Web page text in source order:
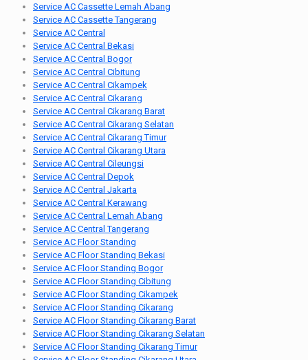
Service AC Cassette Lemah Abang
Service AC Cassette Tangerang
Service AC Central
Service AC Central Bekasi
Service AC Central Bogor
Service AC Central Cibitung
Service AC Central Cikampek
Service AC Central Cikarang
Service AC Central Cikarang Barat
Service AC Central Cikarang Selatan
Service AC Central Cikarang Timur
Service AC Central Cikarang Utara
Service AC Central Cileungsi
Service AC Central Depok
Service AC Central Jakarta
Service AC Central Kerawang
Service AC Central Lemah Abang
Service AC Central Tangerang
Service AC Floor Standing
Service AC Floor Standing Bekasi
Service AC Floor Standing Bogor
Service AC Floor Standing Cibitung
Service AC Floor Standing Cikampek
Service AC Floor Standing Cikarang
Service AC Floor Standing Cikarang Barat
Service AC Floor Standing Cikarang Selatan
Service AC Floor Standing Cikarang Timur